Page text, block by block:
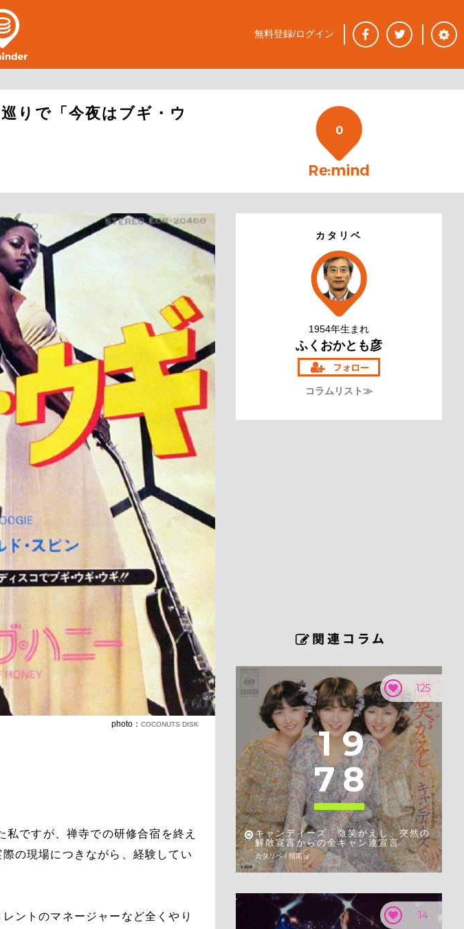
りで「今夜はブギ・ウ
0
photo： COCONUTS DISK
ですが、禅寺での研修合宿を終え
の現場につきながら、経験してい
ントのマネージャーなど全くやり
カタリベ
1954年生まれ
ふくおかとも彦
コラムリスト≫
125
1 9
78
キャンディーズ「微笑がえし」突然の
解散宣言からの全キャン連宣言
カタリベ / 指南役
14
無料登録/ログイン